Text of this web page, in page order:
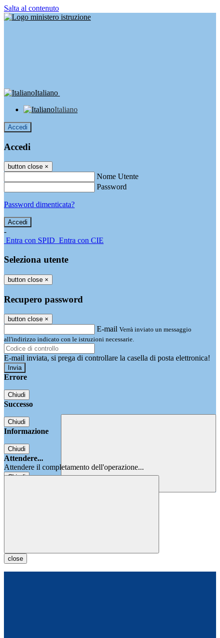
Salta al contenuto
Italiano
Italiano
Accedi
Accedi
button close ×
Nome Utente
Password
Password dimenticata?
-
Entra con SPID Entra con CIE
Seleziona utente
button close ×
Recupero password
button close ×
E-mail Verrà inviato un messaggio
all'indirizzo indicato con le istruzioni necessarie.
E-mail inviata, si prega di controllare la casella di posta elettronica!
Errore
Chiudi
Successo
Chiudi
Informazione
Chiudi
Attendere...
Attendere il completamento dell'operazione...
Chiudi
close